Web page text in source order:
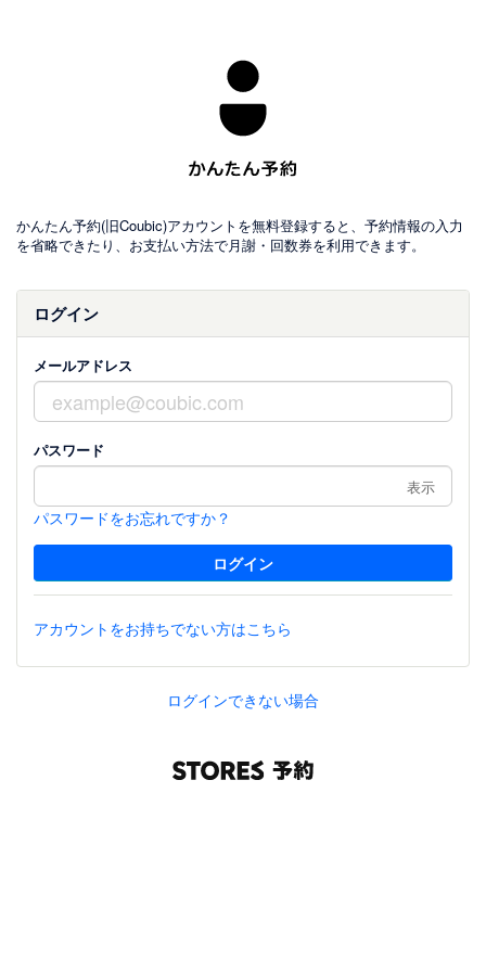
かんたん予約(旧Coubic)アカウントを無料登録すると、予約情報の入力
を省略できたり、お支払い方法で月謝・回数券を利用できます。
ログイン
メールアドレス
パスワード
表示
パスワードをお忘れですか？
アカウントをお持ちでない方はこちら
ログインできない場合